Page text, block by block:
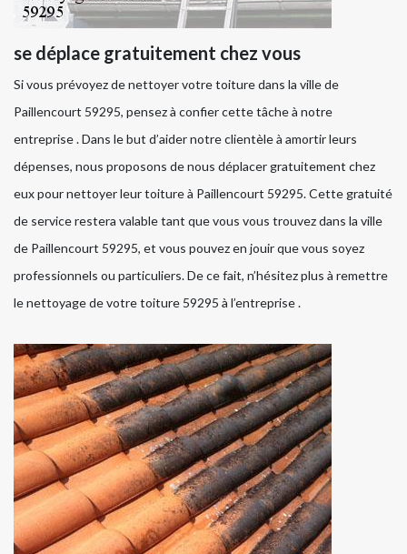
se déplace gratuitement chez vous
Si vous prévoyez de nettoyer votre toiture dans la ville de
Paillencourt 59295, pensez à confier cette tâche à notre
entreprise . Dans le but d’aider notre clientèle à amortir leurs
dépenses, nous proposons de nous déplacer gratuitement chez
eux pour nettoyer leur toiture à Paillencourt 59295. Cette gratuité
de service restera valable tant que vous vous trouvez dans la ville
de Paillencourt 59295, et vous pouvez en jouir que vous soyez
professionnels ou particuliers. De ce fait, n’hésitez plus à remettre
le nettoyage de votre toiture 59295 à l’entreprise .